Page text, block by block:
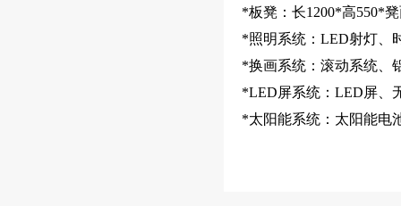
*板凳：长1200*高550*凳
*照明系统：LED射灯、
*换画系统：滚动系统、
*LED屏系统：LED屏、
*太阳能系统：太阳能电